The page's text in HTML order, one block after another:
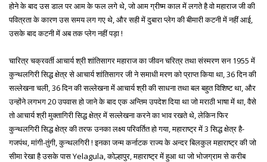
होने के बाद उस डाल पर आम के फल लगे थे, जो आम ग्रीष्म काल में लगते है वो महाराज जी की
पवित्रता के कारण उस समय लग गए थे, और सही में दुबारा प्लेग की बीमारी कटनी में नहीं आई,
उसके बाद कटनी में अब तक प्लेग नहीं पड़ा !
चारित्र चक्रवर्ती आचार्य श्री शांतिसागर महाराज का जीवन चरित्र तथा संस्मरण सन 1955 में
कुन्थलगिरी सिद्ध क्षेत्र से आचार्य शांतिसागर जी ने समाधी मरण को प्राप्त किया था, 36 दिन की
सल्लेखना चली, 36 दिन की सल्लेखना में आचार्य श्री की साधना तथा बल बहुत विशिष्ट था, और
उन्होंने लगभग 20 उपवास हो जाने के बाद एक अन्तिम उपदेश दिया था जो मराठी भाषा में था, वैसे
तो आचार्य श्री मुक्तागिरी सिद्ध क्षेत्र में सल्लेखना करने का भाव रखते थे, लेकिन फिर
कुन्थलगिरी सिद्ध क्षेत्र की तरफ उनका लक्ष्य परिवर्तित हो गया, महाराष्ट्र में 3 सिद्ध क्षेत्र है-
गजपंथ, मांगी-तुंगी, कुन्थलगिरी ! इनका जन्म कर्नाटक राज्य के अन्दर बिलकुल महाराष्ट्र की जो
सीमा रेखा है उसके पास Yelagula, कोल्हापुर, महाराष्ट्र में हुआ था जो भोजग्राम से करीब